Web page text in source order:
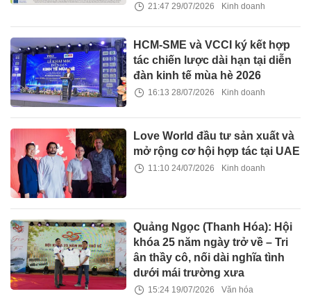
21:47 29/07/2026 Kinh doanh
HCM-SME và VCCI ký kết hợp
tác chiến lược dài hạn tại diễn
đàn kinh tế mùa hè 2026
16:13 28/07/2026 Kinh doanh
Love World đầu tư sản xuất và
mở rộng cơ hội hợp tác tại UAE
11:10 24/07/2026 Kinh doanh
Quảng Ngọc (Thanh Hóa): Hội
khóa 25 năm ngày trở về – Tri
ân thầy cô, nối dài nghĩa tình
dưới mái trường xưa
15:24 19/07/2026 Văn hóa